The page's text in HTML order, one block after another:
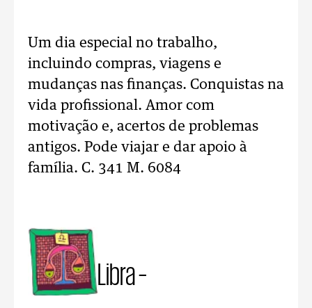
Um dia especial no trabalho,
incluindo compras, viagens e
mudanças nas finanças. Conquistas na
vida profissional. Amor com
motivação e, acertos de problemas
antigos. Pode viajar e dar apoio à
família. C. 341 M. 6084
Libra –